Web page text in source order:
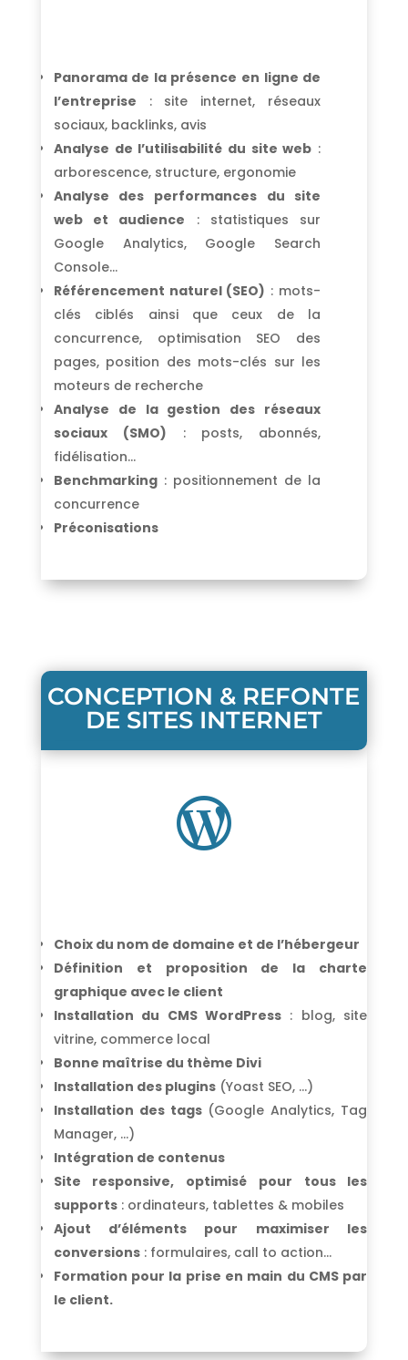
Panorama de la présence en ligne de
l’entreprise : site internet, réseaux
sociaux, backlinks, avis
Analyse de l’utilisabilité du site web :
arborescence, structure, ergonomie
Analyse des performances du site
web et audience : statistiques sur
Google Analytics, Google Search
Console…
Référencement naturel (SEO) : mots-
clés ciblés ainsi que ceux de la
concurrence, optimisation SEO des
pages, position des mots-clés sur les
moteurs de recherche
Analyse de la gestion des réseaux
sociaux (SMO) : posts, abonnés,
fidélisation…
Benchmarking: positionnement de la
concurrence
Préconisations
CONCEPTION & REFONTE
DE SITES INTERNET

Choix du nom de domaine et de l’hébergeur
Définition et proposition de la charte
graphique avec le client
Installation du CMS WordPress : blog, site
vitrine, commerce local
Bonne maîtrise du thème Divi
Installation des plugins(Yoast SEO, …)
Installation des tags(Google Analytics, Tag
Manager, …)
Intégration de contenus
Site responsive, optimisé pour tous les
supports: ordinateurs, tablettes & mobiles
Ajout d’éléments pour maximiser les
conversions: formulaires, call to action…
Formation pour la prise en main du CMS par
le client.